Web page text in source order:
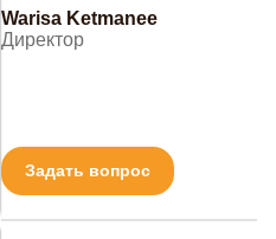
Warisa Ketmanee
Директор
Задать вопрос